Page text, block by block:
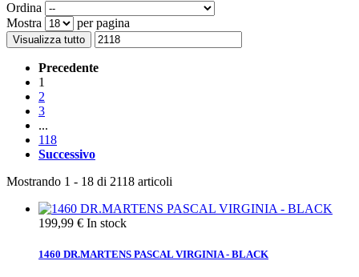
Ordina
Mostra
per pagina
Visualizza tutto
Precedente
1
2
3
...
118
Successivo
Mostrando 1 - 18 di 2118 articoli
199,99 € In stock
1460 DR.MARTENS PASCAL VIRGINIA - BLACK